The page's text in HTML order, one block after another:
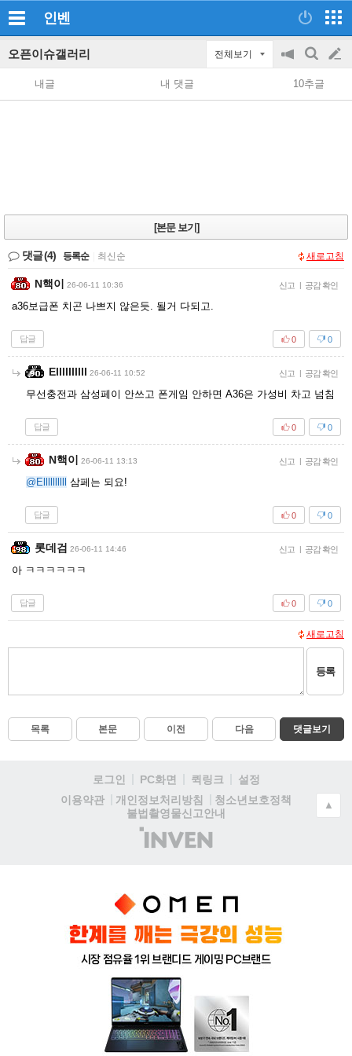
인벤
오픈이슈갤러리 전체보기
공
지
on/off
검
색
글
쓰
내글 내 댓글 10추글
[본문 보기]
댓글(4) 등록순 최신순 새로고침
N핵이 26-06-11 10:36 신고 | 공감 확인
a36보급폰 치곤 나쁘지 않은듯. 될거 다되고.
답글 0
0
Ellllllllll 26-06-11 10:52 신고 | 공감 확인
무선충전과 삼성페이 안쓰고 폰게임 안하면 A36은 가성비 차고 넘침
답글 0
0
N핵이 26-06-11 13:13 신고 | 공감 확인
@Ellllllllll 삼페는 되요!
답글 0
0
롯데검 26-06-11 14:46 신고 | 공감 확인
아 ㅋㅋㅋㅋㅋㅋ
답글 0
0
새로고침
등록
목록 본문 이전 다음 댓글보기
로그인 PC화면 퀵링크
설정
이용약관
개인정보처리방침
청소년보호정책
불법촬영물신고안내
(주)
인
▲